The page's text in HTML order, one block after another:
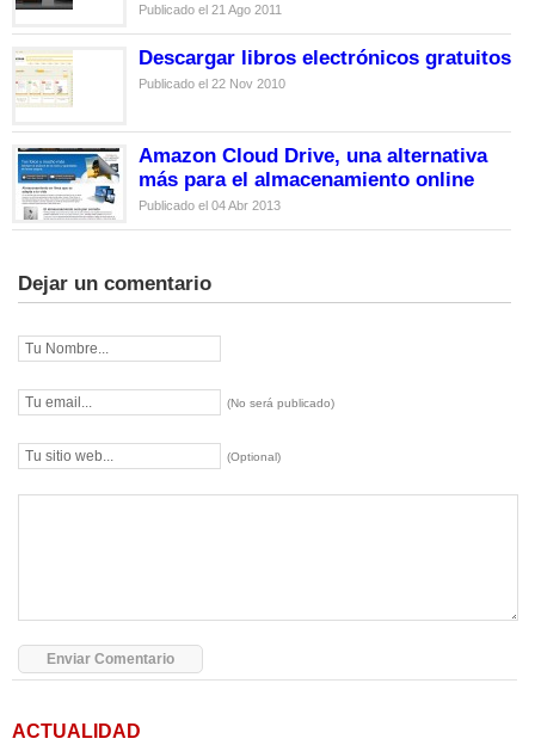
Publicado el 21 Ago 2011
Descargar libros electrónicos gratuitos
Publicado el 22 Nov 2010
Amazon Cloud Drive, una alternativa
más para el almacenamiento online
Publicado el 04 Abr 2013
Dejar un comentario
(No será publicado)
(Optional)
ACTUALIDAD